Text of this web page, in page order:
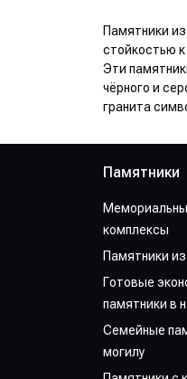
Памятники
стойкостью
Эти
чёрного и
гранита
Памятники
комплексы
Памятники
Готовые
памятники в
Семейные
могилу